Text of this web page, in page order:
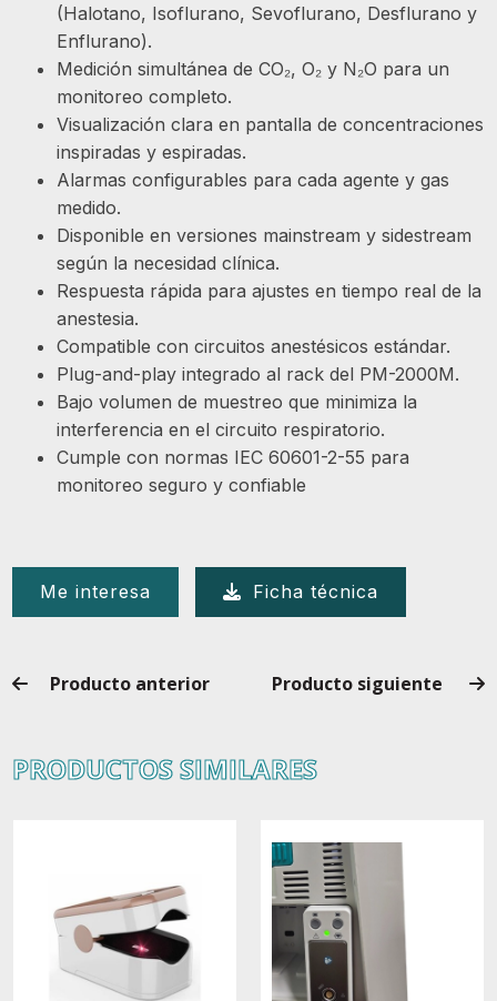
(Halotano, Isoflurano, Sevoflurano, Desflurano y
Enflurano).
Medición simultánea de CO₂, O₂ y N₂O para un
monitoreo completo.
Visualización clara en pantalla de concentraciones
inspiradas y espiradas.
Alarmas configurables para cada agente y gas
medido.
Disponible en versiones mainstream y sidestream
según la necesidad clínica.
Respuesta rápida para ajustes en tiempo real de la
anestesia.
Compatible con circuitos anestésicos estándar.
Plug-and-play integrado al rack del PM-2000M.
Bajo volumen de muestreo que minimiza la
interferencia en el circuito respiratorio.
Cumple con normas IEC 60601-2-55 para
monitoreo seguro y confiable
Me interesa Ficha técnica
Producto anterior Producto siguiente
PRODUCTOS SIMILARES